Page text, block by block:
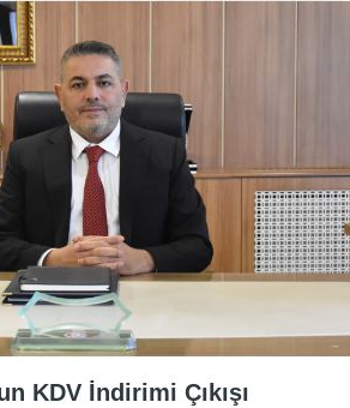
KDV İndirimi Çıkışı